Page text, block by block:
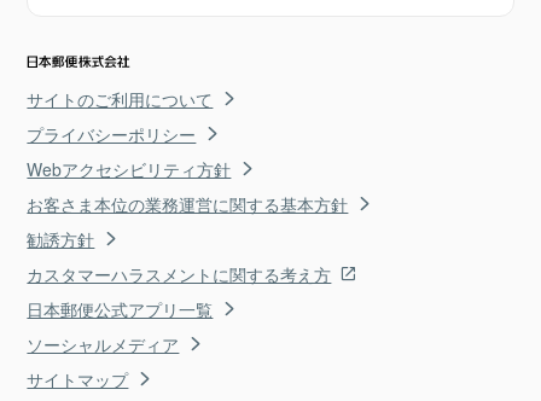
サイトのご利用について
プライバシーポリシー
Webアクセシビリティ方針
お客さま本位の業務運営に関する基本方針
勧誘方針
カスタマーハラスメントに関する考え方
日本郵便公式アプリ一覧
ソーシャルメディア
サイトマップ